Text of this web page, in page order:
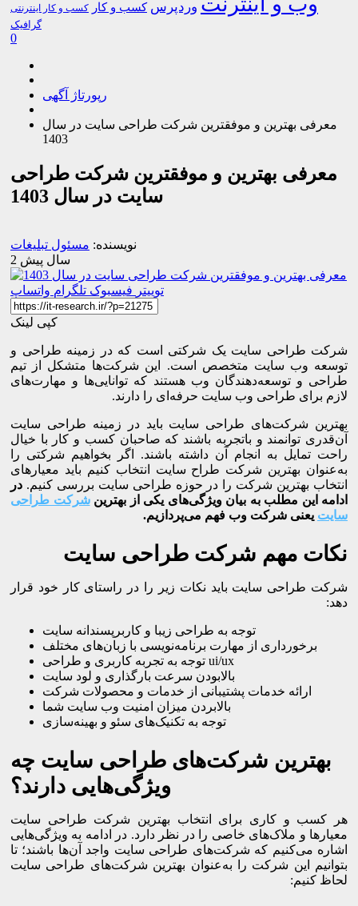
وردپرس کسب و کار کسب و کار اینترنتی
گرافیک
0
رپورتاژ آگهی
معرفی بهترین و موفقترین شرکت طراحی سایت در سال
1403
معرفی بهترین و موفقترین شرکت طراحی
سایت در سال 1403
نویسنده: مسئول تبلیغات
2 سال پیش
توییتر فیسبوک تلگرام واتساپ
کپی لینک
شرکت طراحی سایت یک شرکتی است که در زمینه طراحی و
توسعه وب سایت‌ متخصص است. این شرکت‌ها متشکل از تیم‌
طراحی و توسعه‌دهندگان وب هستند که توانایی‌ها و مهارت‌های
لازم برای طراحی وب سایت حرفه‌ای را دارند.
بهترین شرکت‌های طراحی سایت باید در زمینه طراحی سایت
آن‌قدری توانمند و باتجربه باشند که صاحبان کسب و کار با خیال
راحت تمایل به انجام آن داشته باشند. اگر بخواهیم شرکتی را
به‌عنوان بهترین شرکت طراح سایت انتخاب کنیم باید معیارهای
انتخاب بهترین شرکت را در حوزه طراحی سایت بررسی کنیم. در
ادامه این مطلب به بیان ویژگی‌های یکی از بهترینشرکت طراحی
سایت یعنی شرکت وب فهم می‌پردازیم.
نکات مهم شرکت طراحی سایت
شركت طراحی سايت بايد نكات زير را در راستای كار خود قرار
دهد:
توجه به طراحی زيبا و کاربرپسندانه سايت
برخورداری از مهارت برنامه‌نویسی با زبان‌های مختلف
توجه به تجربه کاربری و طراحی ui/ux
بالابودن سرعت بارگذاری و لود سایت
ارائه خدمات پشتیبانی از خدمات و محصولات شرکت
بالابردن میزان امنیت وب سایت شما
توجه به تکنیک‌های سئو و بهینه‌سازی
بهترین شرکت‌های طراحی سایت چه
ویژگی‌هایی دارند؟
هر کسب و کاری برای انتخاب بهترین شرکت طراحی سایت
معیارها و ملاک‌های خاصی را در نظر دارد. در ادامه به ویژگی‌هایی
اشاره می‌کنیم که شرکت‌های طراحی سایت واجد آن‌ها باشند؛ تا
بتوانیم این شرکت را به‌عنوان بهترین شرکت‌های طراحی سایت
لحاظ کنیم: